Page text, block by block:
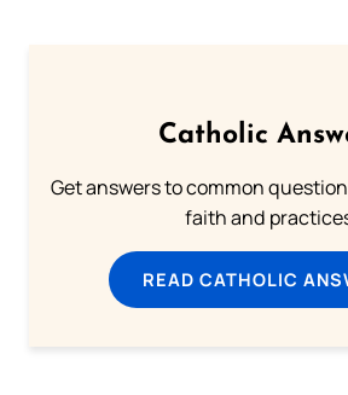
Catholic
Get answers to common
faith and
READ CATHOLIC